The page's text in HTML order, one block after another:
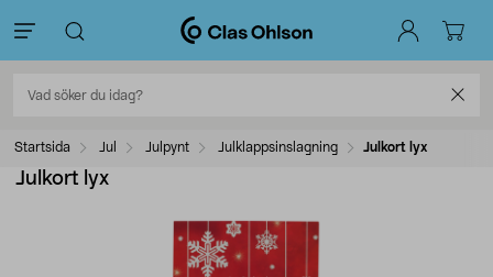
Startsida Jul Julpynt Julklappsinslagning Julkort lyx
Julkort lyx